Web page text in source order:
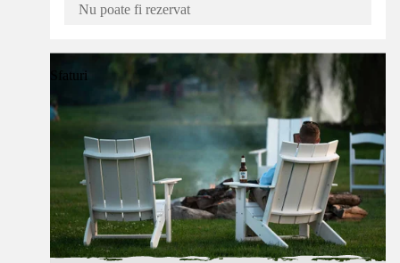
Nu poate fi rezervat
Sfaturi